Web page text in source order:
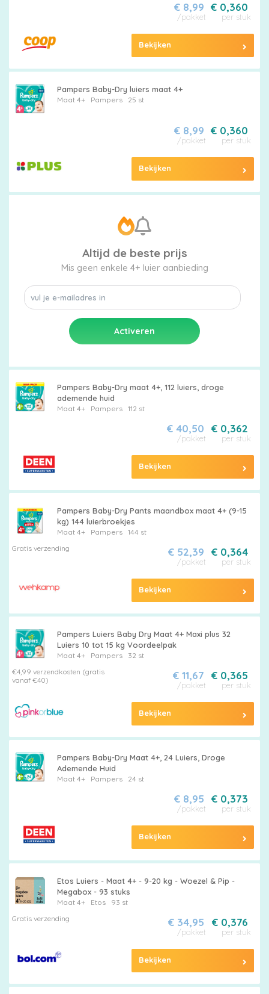
Merken
vergelijken
€ 0,360
per stuk
€ 8,99
/pakket
Bekijken
Pampers Baby-Dry luiers maat 4+
Maat 4+ Pampers 25 st
€ 0,360
per stuk
€ 8,99
/pakket
Bekijken
Altijd de beste prijs
Mis geen enkele 4+ luier aanbieding
Pampers Baby-Dry maat 4+, 112 luiers, droge
ademende huid
Maat 4+ Pampers 112 st
€ 0,362
per stuk
€ 40,50
/pakket
Bekijken
Pampers Baby-Dry Pants maandbox maat 4+ (9-15
kg) 144 luierbroekjes
Maat 4+ Pampers
144 st
Gratis verzending
€ 0,364
per stuk
€ 52,39
/pakket
Bekijken
Pampers Luiers Baby Dry Maat 4+ Maxi plus 32
Luiers 10 tot 15 kg Voordeelpak
Maat 4+ Pampers
32 st
€4,99 verzendkosten (gratis
vanaf €40)
€ 0,365
per stuk
€ 11,67
/pakket
Bekijken
Pampers Baby-Dry Maat 4+, 24 Luiers, Droge
Ademende Huid
Maat 4+ Pampers 24 st
€ 0,373
per stuk
€ 8,95
/pakket
Bekijken
Etos Luiers - Maat 4+ - 9-20 kg - Woezel & Pip -
Megabox - 93 stuks
Maat 4+ Etos
93 st
Gratis verzending
€ 0,376
per stuk
€ 34,95
/pakket
Bekijken